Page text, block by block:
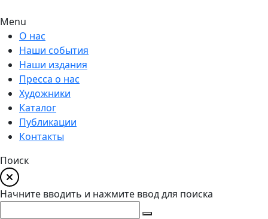
Menu
О нас
Наши события
Наши издания
Пресса о нас
Художники
Каталог
Публикации
Контакты
Поиск
Начните вводить и нажмите ввод для поиска